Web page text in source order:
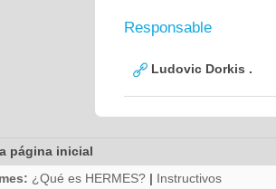
Responsable
Ludovic Dorkis .
página inicial
¿Qué es HERMES? | Instructivos